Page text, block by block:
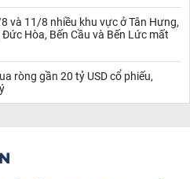
và 11/8 nhiều khu vực ở Tân Hưng,
Hòa, Bến Cầu và Bến Lức mất
ròng gần 20 tỷ USD cổ phiếu,